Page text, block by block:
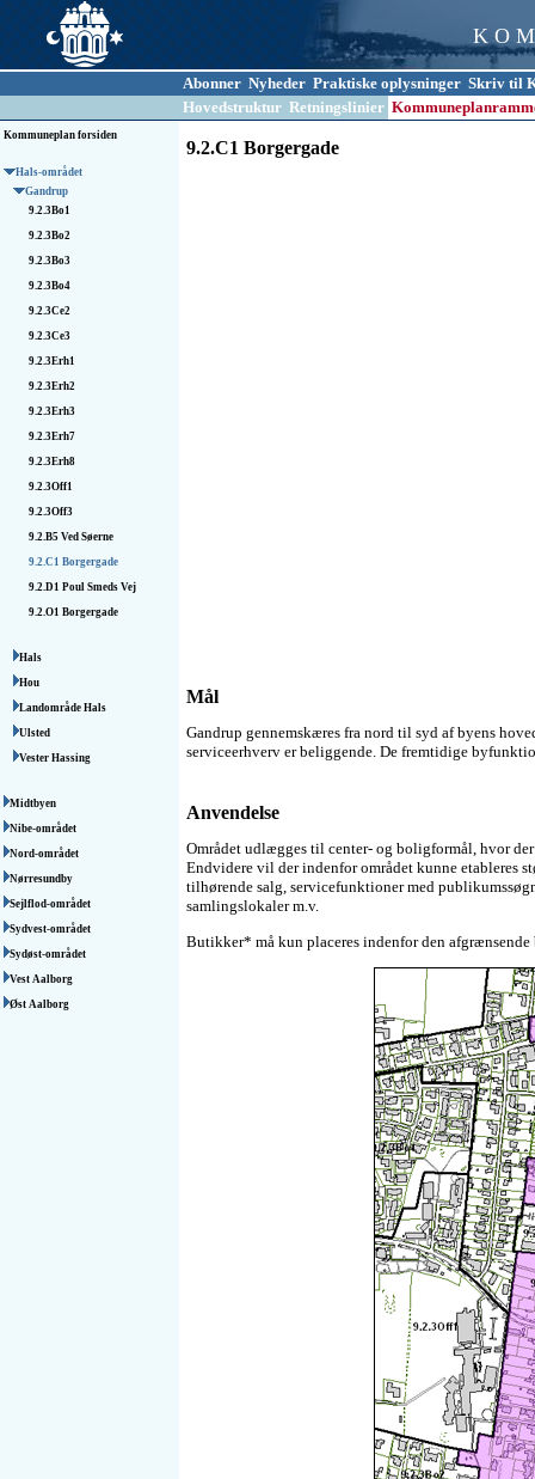
K O
Abonner Nyheder Praktiske oplysninger Skriv til
Hovedstruktur Retningslinier
Kommuneplan forsiden
Hals-området
Gandrup
9.2.3Bo1
9.2.3Bo2
9.2.3Bo3
9.2.3Bo4
9.2.3Ce2
9.2.3Ce3
9.2.3Erh1
9.2.3Erh2
9.2.3Erh3
9.2.3Erh7
9.2.3Erh8
9.2.3Off1
9.2.3Off3
9.2.B5 Ved Søerne
9.2.C1 Borgergade
9.2.D1 Poul Smeds Vej
9.2.O1 Borgergade
Hals
Hou
Landområde Hals
Ulsted
Vester Hassing
Midtbyen
Nibe-området
Nord-området
Nørresundby
Sejlflod-området
Sydvest-området
Sydøst-området
Vest Aalborg
Øst Aalborg
9.2.C1 Borgergade
Mål
Gandrup gennemskæres fra nord til syd af byens
serviceerhverv er beliggende. De fremtidige
Anvendelse
Området udlægges til center- og boligformål, hvor
Endvidere vil der indenfor området kunne etableres
tilhørende salg, servicefunktioner med
samlingslokaler m.v.
Butikker* må kun placeres indenfor den